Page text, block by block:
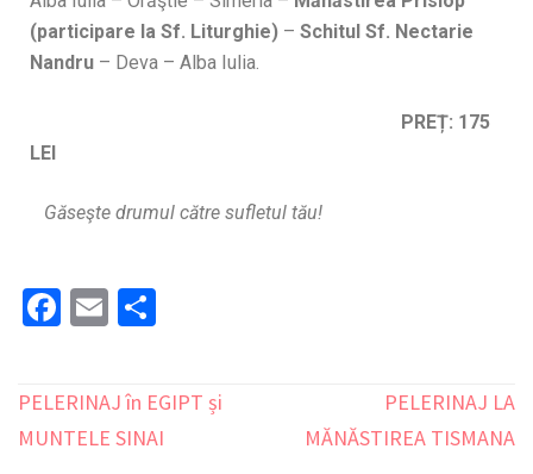
(participare la Sf. Liturghie) – Schitul Sf. Nectarie
Nandru – Deva – Alba Iulia.
PREȚ: 175
LEI
Găseşte drumul către sufletul tău!
Facebook
Email
PELERINAJ în EGIPT și
MUNTELE SINAI
PELERINAJ LA
MĂNĂSTIREA TISMANA